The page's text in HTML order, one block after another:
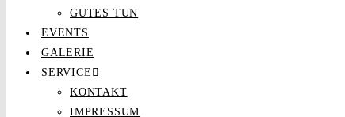
GUTES TUN
EVENTS
GALERIE
SERVICE
KONTAKT
IMPRESSUM